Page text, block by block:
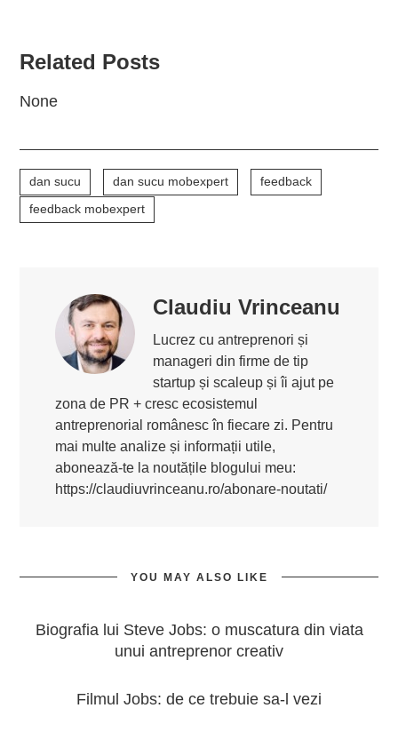
Related Posts
None
dan sucu dan sucu mobexpert
feedback
feedback mobexpert
Claudiu Vrinceanu
Lucrez cu antreprenori și
manageri din firme de tip
startup și scaleup și îi ajut pe
zona de PR + cresc ecosistemul
antreprenorial românesc în fiecare zi. Pentru
mai multe analize și informații utile,
abonează-te la noutățile blogului meu:
https://claudiuvrinceanu.ro/abonare-noutati/
YOU MAY ALSO LIKE
Biografia lui Steve Jobs: o muscatura din viata
unui antreprenor creativ
Filmul Jobs: de ce trebuie sa-l vezi